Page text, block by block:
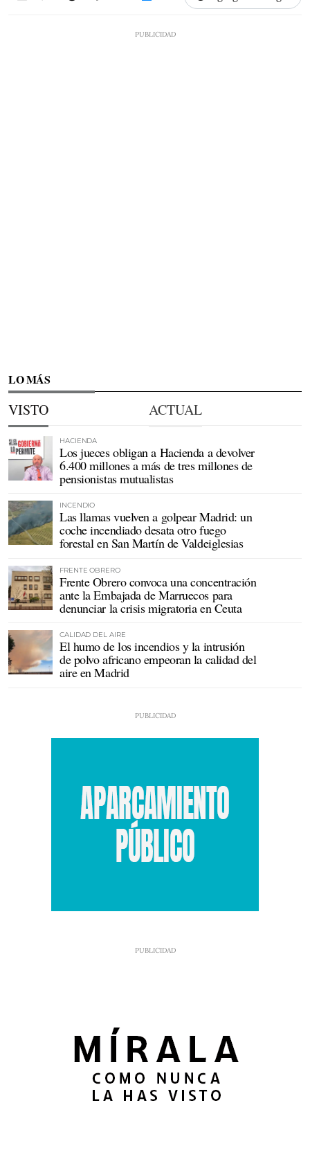
LO MÁS
VISTO ACTUAL
HACIENDA
Los jueces obligan a Hacienda a devolver
6.400 millones a más de tres millones de
pensionistas mutualistas
INCENDIO
Las llamas vuelven a golpear Madrid: un
coche incendiado desata otro fuego
forestal en San Martín de Valdeiglesias
FRENTE OBRERO
Frente Obrero convoca una concentración
ante la Embajada de Marruecos para
denunciar la crisis migratoria en Ceuta
CALIDAD DEL AIRE
El humo de los incendios y la intrusión
de polvo africano empeoran la calidad del
aire en Madrid